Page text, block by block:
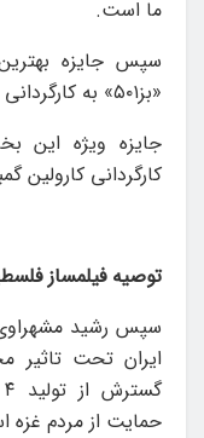
ما است.
سپس جایزه
«بز۵۰۱» به کارگردانی اوریم چرواتولو اهدا شد.
جایزه ویژه این
کارگردانی کارولین
توصیه فیلمساز
سپس رشید مشهراوی
ایران تحت تاثیر
حمایت از مردم غزه